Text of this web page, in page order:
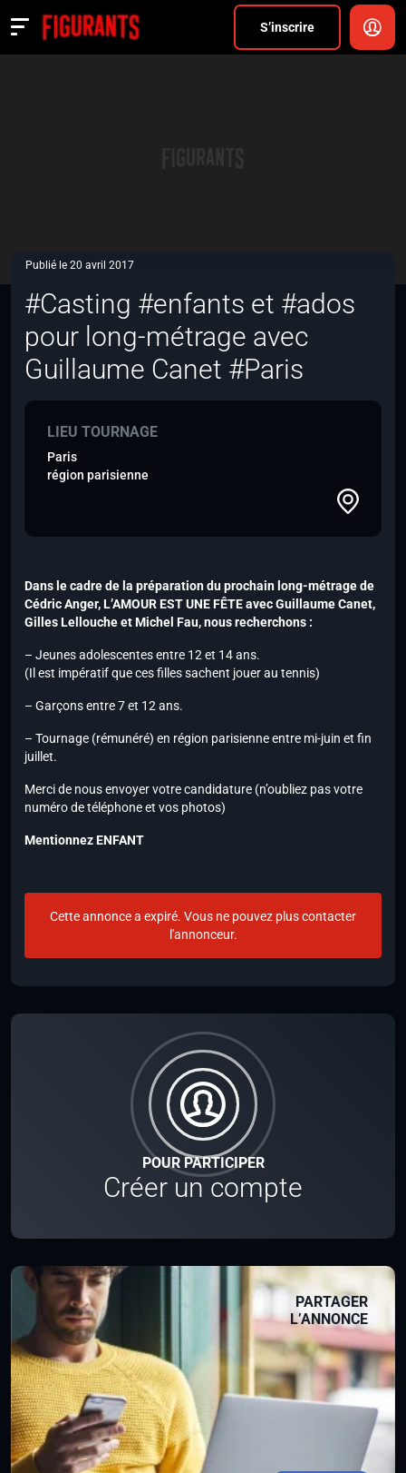
S’inscrire
Actualités
POUR PARTICIPER
Créer un compte
PARTAGER
L’ANNONCE
Publié le 20 avril 2017
#Casting #enfants et #ados
pour long-métrage avec
Guillaume Canet #Paris
LIEU TOURNAGE
Paris
région parisienne
Dans le cadre de la préparation du prochain long-métrage de
Cédric Anger, L’AMOUR EST UNE FÊTE avec Guillaume Canet,
Gilles Lellouche et Michel Fau, nous recherchons :
– Jeunes adolescentes entre 12 et 14 ans.
(Il est impératif que ces filles sachent jouer au tennis)
– Garçons entre 7 et 12 ans.
– Tournage (rémunéré) en région parisienne entre mi-juin et fin
juillet.
Merci de nous envoyer votre candidature (n’oubliez pas votre
numéro de téléphone et vos photos)
MentionnezENFANT
Cette annonce a expiré. Vous ne pouvez plus contacter
l'annonceur.